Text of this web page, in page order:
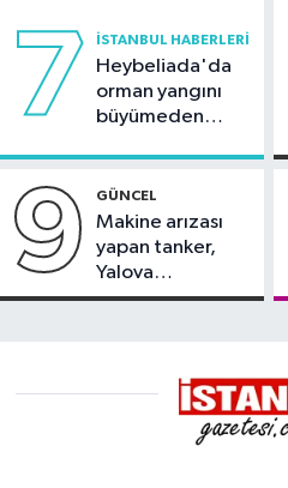
7 İSTANBUL HABERLERI
Heybeliada'da
orman yangını
büyümeden
9 GÜNCEL
Makine arızası
yapan tanker,
Yalova
Demirleme